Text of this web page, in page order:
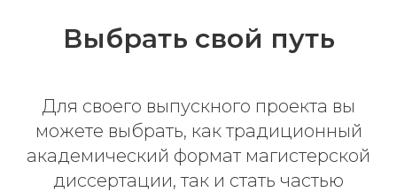
Выбрать свой путь
Для своего выпускного проекта вы
можете выбрать, как традиционный
академический формат магистерской
диссертации, так и стать частью